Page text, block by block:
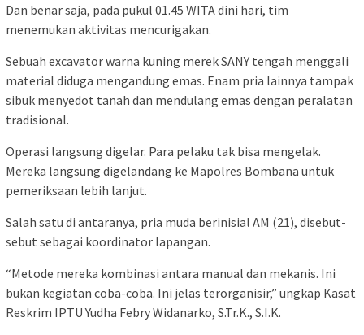
Dan benar saja, pada pukul 01.45 WITA dini hari, tim
menemukan aktivitas mencurigakan.
Sebuah excavator warna kuning merek SANY tengah menggali
material diduga mengandung emas. Enam pria lainnya tampak
sibuk menyedot tanah dan mendulang emas dengan peralatan
tradisional.
Operasi langsung digelar. Para pelaku tak bisa mengelak.
Mereka langsung digelandang ke Mapolres Bombana untuk
pemeriksaan lebih lanjut.
Salah satu di antaranya, pria muda berinisial AM (21), disebut-
sebut sebagai koordinator lapangan.
“Metode mereka kombinasi antara manual dan mekanis. Ini
bukan kegiatan coba-coba. Ini jelas terorganisir,” ungkap Kasat
Reskrim IPTU Yudha Febry Widanarko, S.Tr.K., S.I.K.